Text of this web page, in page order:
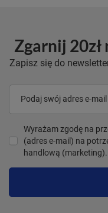
Zgarnij
Zapisz się do
Podaj swój adres e-mail
Wyrażam zgodę na
(adres e-mail) na
handlową (marketing).